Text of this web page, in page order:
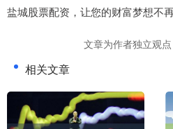
盐城股票配资，让您的财富梦想不再
文章为作者独立观
相关文章